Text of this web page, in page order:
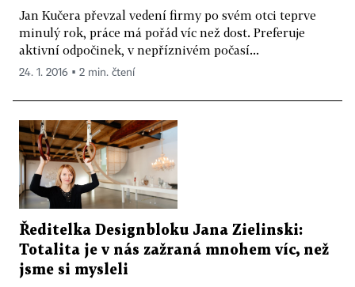
Jan Kučera převzal vedení firmy po svém otci teprve
minulý rok, práce má pořád víc než dost. Preferuje
aktivní odpočinek, v nepříznivém počasí...
24. 1. 2016 ▪ 2 min. čtení
Ředitelka Designbloku Jana Zielinski:
Totalita je v nás zažraná mnohem víc, než
jsme si mysleli